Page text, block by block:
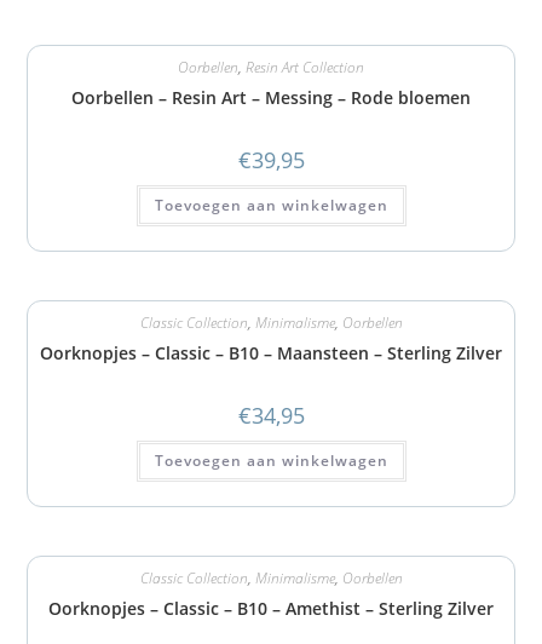
Oorbellen, Resin Art Collection
Oorbellen – Resin Art – Messing – Rode bloemen
€39,95
Toevoegen aan winkelwagen
Classic Collection, Minimalisme, Oorbellen
Oorknopjes – Classic – B10 – Maansteen – Sterling Zilver
€34,95
Toevoegen aan winkelwagen
Classic Collection, Minimalisme, Oorbellen
Oorknopjes – Classic – B10 – Amethist – Sterling Zilver